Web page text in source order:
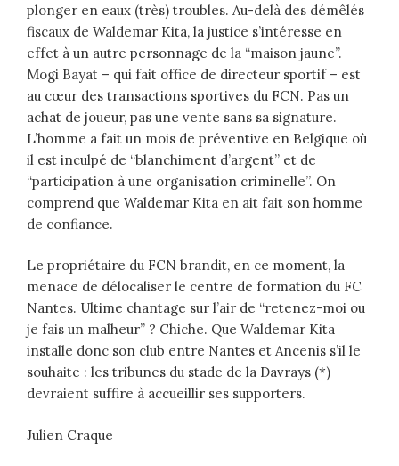
plonger en eaux (très) troubles. Au-delà des démêlés
fiscaux de Waldemar Kita, la justice s’intéresse en
effet à un autre personnage de la “maison jaune”.
Mogi Bayat – qui fait office de directeur sportif – est
au cœur des transactions sportives du FCN. Pas un
achat de joueur, pas une vente sans sa signature.
L’homme a fait un mois de préventive en Belgique où
il est inculpé de “blanchiment d’argent” et de
“participation à une organisation criminelle”. On
comprend que Waldemar Kita en ait fait son homme
de confiance.
Le propriétaire du FCN brandit, en ce moment, la
menace de délocaliser le centre de formation du FC
Nantes. Ultime chantage sur l’air de “retenez-moi ou
je fais un malheur” ? Chiche. Que Waldemar Kita
installe donc son club entre Nantes et Ancenis s’il le
souhaite : les tribunes du stade de la Davrays (*)
devraient suffire à accueillir ses supporters.
Julien Craque